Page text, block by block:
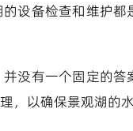
设备检查和维护
没有一个固定的
，以确保景观湖的水